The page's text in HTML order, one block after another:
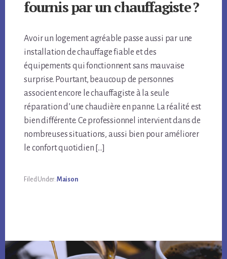
fournis par un chauffagiste ?
Avoir un logement agréable passe aussi par une
installation de chauffage fiable et des
équipements qui fonctionnent sans mauvaise
surprise. Pourtant, beaucoup de personnes
associent encore le chauffagiste à la seule
réparation d’une chaudière en panne. La réalité est
bien différente. Ce professionnel intervient dans de
nombreuses situations, aussi bien pour améliorer
le confort quotidien […]
Filed Under: Maison